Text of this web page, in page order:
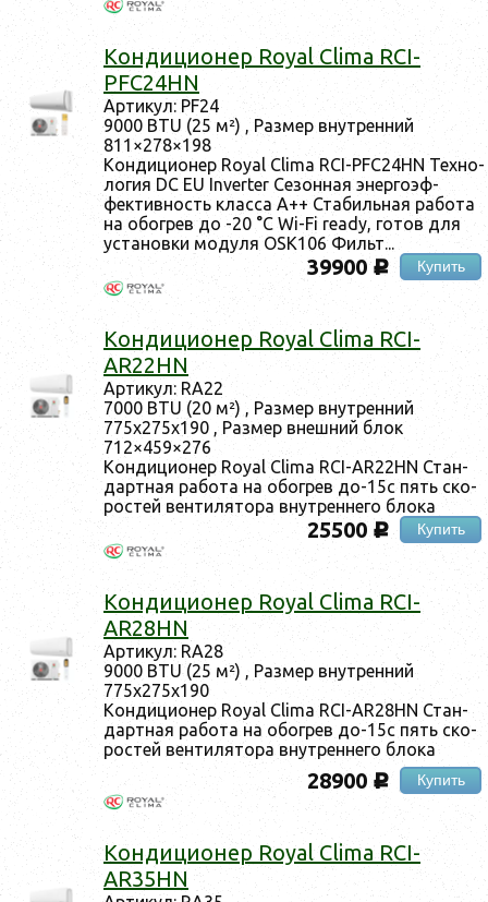
Кон­ди­ци­онер Royal Clima RCI-
PFC24HN
Ар­ти­кул: PF24
9000 BTU (25 м²) , Раз­мер внут­ренний
811×278×198
Кон­ди­ци­онер Royal Clima RCI-PFC24HN Тех­но­
логия DC EU Inverter Се­зон­ная энер­го­эф­
фектив­ность клас­са А++ Ста­биль­ная ра­бота
на обог­рев до -20 °С Wi-Fi ready, го­тов для
ус­та­нов­ки мо­дуля OSK106 Фильт...
39900c Купить
Кон­ди­ци­онер Royal Clima RCI-
AR22HN
Ар­ти­кул: RA22
7000 BTU (20 м²) , Раз­мер внут­ренний
775х275х190 , Раз­мер внеш­ний блок
712×459×276
Кон­ди­ци­онер Royal Clima RCI-AR22HN Стан­
дар­тная ра­бота на обог­рев до-15с пять ско­
рос­тей вен­ти­лято­ра внут­ренне­го бло­ка
25500 c Купить
Кон­ди­ци­онер Royal Clima RCI-
AR28HN
Ар­ти­кул: RA28
9000 BTU (25 м²) , Раз­мер внут­ренний
775х275х190
Кон­ди­ци­онер Royal Clima RCI-AR28HN Стан­
дар­тная ра­бота на обог­рев до-15с пять ско­
рос­тей вен­ти­лято­ра внут­ренне­го бло­ка
28900 c Купить
Кон­ди­ци­онер Royal Clima RCI-
AR35HN